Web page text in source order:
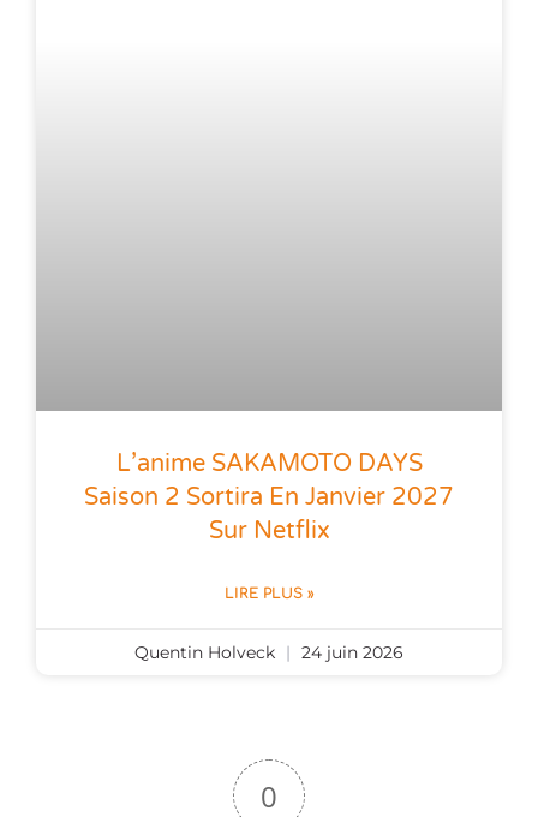
L’anime SAKAMOTO DAYS
Saison 2 Sortira En Janvier 2027
Sur Netflix
LIRE PLUS »
Quentin Holveck 24 juin 2026
0